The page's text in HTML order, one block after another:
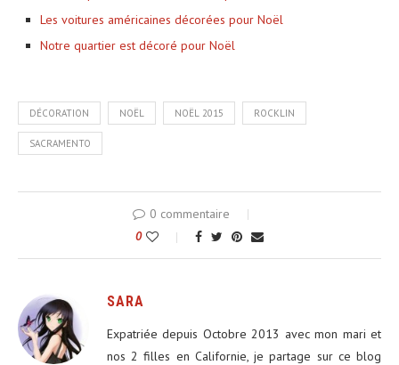
Les voitures américaines décorées pour Noël
Notre quartier est décoré pour Noël
DÉCORATION NOËL NOËL 2015 ROCKLIN
SACRAMENTO
0 commentaire
0
SARA
Expatriée depuis Octobre 2013 avec mon mari et
nos 2 filles en Californie, je partage sur ce blog